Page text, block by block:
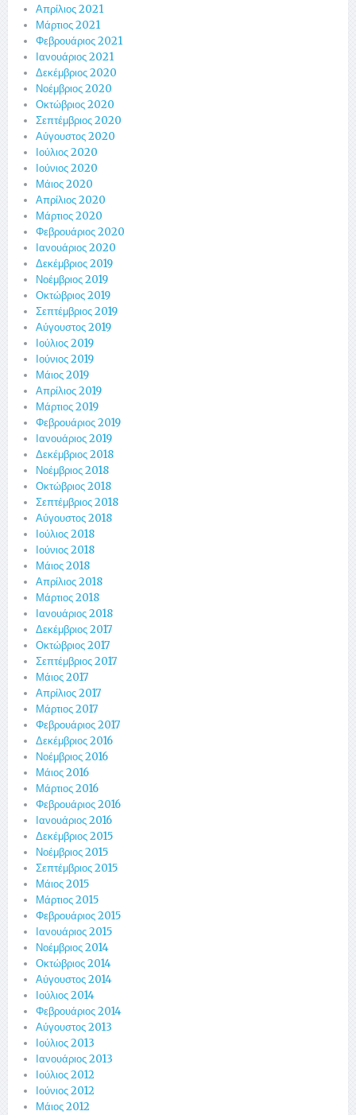
Απρίλιος 2021
Μάρτιος 2021
Φεβρουάριος 2021
Ιανουάριος 2021
Δεκέμβριος 2020
Νοέμβριος 2020
Οκτώβριος 2020
Σεπτέμβριος 2020
Αύγουστος 2020
Ιούλιος 2020
Ιούνιος 2020
Μάιος 2020
Απρίλιος 2020
Μάρτιος 2020
Φεβρουάριος 2020
Ιανουάριος 2020
Δεκέμβριος 2019
Νοέμβριος 2019
Οκτώβριος 2019
Σεπτέμβριος 2019
Αύγουστος 2019
Ιούλιος 2019
Ιούνιος 2019
Μάιος 2019
Απρίλιος 2019
Μάρτιος 2019
Φεβρουάριος 2019
Ιανουάριος 2019
Δεκέμβριος 2018
Νοέμβριος 2018
Οκτώβριος 2018
Σεπτέμβριος 2018
Αύγουστος 2018
Ιούλιος 2018
Ιούνιος 2018
Μάιος 2018
Απρίλιος 2018
Μάρτιος 2018
Ιανουάριος 2018
Δεκέμβριος 2017
Οκτώβριος 2017
Σεπτέμβριος 2017
Μάιος 2017
Απρίλιος 2017
Μάρτιος 2017
Φεβρουάριος 2017
Δεκέμβριος 2016
Νοέμβριος 2016
Μάιος 2016
Μάρτιος 2016
Φεβρουάριος 2016
Ιανουάριος 2016
Δεκέμβριος 2015
Νοέμβριος 2015
Σεπτέμβριος 2015
Μάιος 2015
Μάρτιος 2015
Φεβρουάριος 2015
Ιανουάριος 2015
Νοέμβριος 2014
Οκτώβριος 2014
Αύγουστος 2014
Ιούλιος 2014
Φεβρουάριος 2014
Αύγουστος 2013
Ιούλιος 2013
Ιανουάριος 2013
Ιούλιος 2012
Ιούνιος 2012
Μάιος 2012